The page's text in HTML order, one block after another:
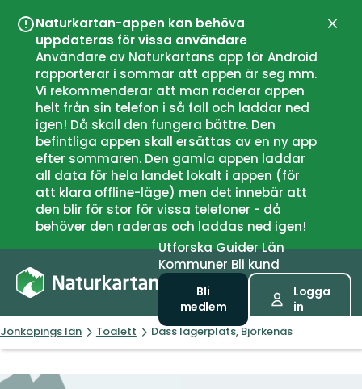
Naturkartan-appen kan behöva
uppdateras för vissa användare
Användare av Naturkartans app för Android
rapporterar i sommar att appen är seg mm.
Vi rekommenderar att man raderar appen
helt från sin telefon i så fall och laddar ned
igen! Då skall den fungera bättre. Den
befintliga appen skall ersättas av en ny app
efter sommaren. Den gamla appen laddar
all data för hela landet lokalt i appen (för
att klara offline-läge) men det innebär att
den blir för stor för vissa telefoner - då
behöver den raderas och laddas ned igen!
UtforskaGuiderLän
Kommuner Bli kund
Bli
medlem
Logga
in
Jönköpings län Toalett Dass lägerplats, Björkenäs